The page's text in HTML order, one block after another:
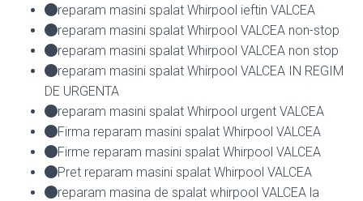
reparam masini spalat Whirpool ieftin VALCEA
reparam masini spalat Whirpool VALCEA non-stop
reparam masini spalat Whirpool VALCEA non stop
reparam masini spalat Whirpool VALCEA IN REGIM
DE URGENTA
reparam masini spalat Whirpool urgent VALCEA
Firma reparam masini spalat Whirpool VALCEA
Firme reparam masini spalat Whirpool VALCEA
Pret reparam masini spalat Whirpool VALCEA
reparam masina de spalat whirpool VALCEA la